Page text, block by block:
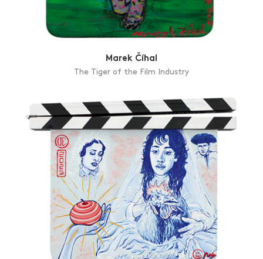
Marek Číhal
The Tiger of the Film Industry